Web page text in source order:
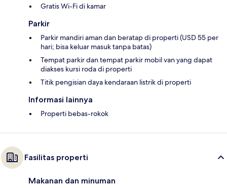
Gratis Wi-Fi di kamar
Parkir
Parkir mandiri aman dan beratap di properti (USD 55 per
hari; bisa keluar masuk tanpa batas)
Tempat parkir dan tempat parkir mobil van yang dapat
diakses kursi roda di properti
Titik pengisian daya kendaraan listrik di properti
Informasi lainnya
Properti bebas-rokok
Fasilitas properti
Makanan dan minuman